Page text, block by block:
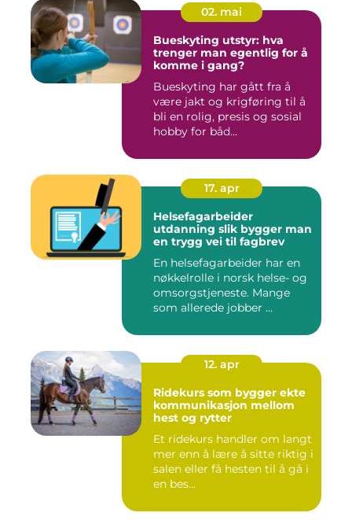
02. mai
Bueskyting utstyr: hva
trenger man egentlig for å
komme i gang?
Bueskyting har gått fra å
være jakt og krigføring til å
bli en rolig, presis og sosial
hobby for båd...
17. apr
Helsefagarbeider
utdanning slik bygger man
en trygg vei til fagbrev
En helsefagarbeider har en
nøkkelrolle i norsk helse- og
omsorgstjeneste. Mange
som allerede jobber ...
12. apr
Ridekurs som bygger ekte
kommunikasjon mellom
hest og rytter
Et ridekurs handler om langt
mer enn å lære å sitte riktig i
salen eller få hesten til å gå i
en bes...